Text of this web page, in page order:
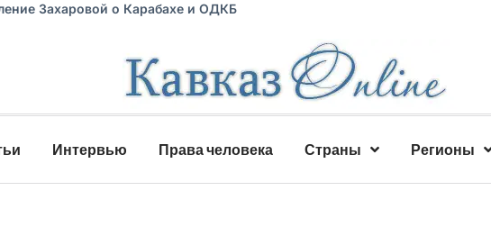
Захаровой о Карабахе и ОДКБ
Интервью Права человека Страны Регионы